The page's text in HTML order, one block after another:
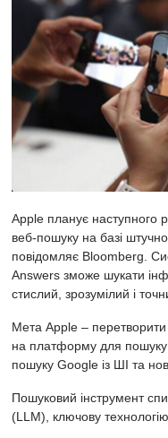
Apple планує наступного
веб-пошуку на базі
повідомляє Bloomberg.
Answers зможе шукати
стислий, зрозумілий і
Мета Apple – перетворити
на платформу для пошуку
пошуку Google із ШІ та
Пошуковий інструмент
(LLM), ключову